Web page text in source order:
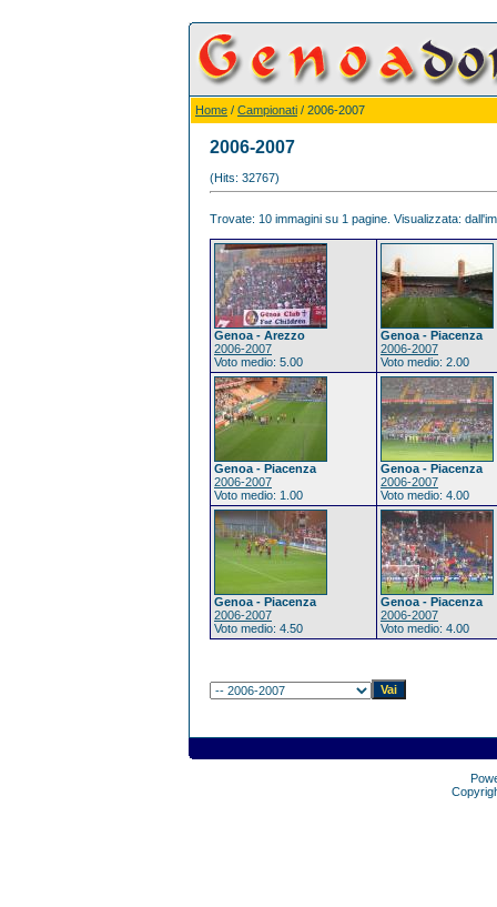
Home / Campionati / 2006-2007
2006-2007
(Hits: 32767)
Trovate: 10 immagini su 1 pagine. Visualizzata:
Genoa - Arezzo
2006-2007
Voto medio: 5.00
Genoa - Piacenza
2006-2007
Voto medio: 2.00
Genoa - Piacenza
2006-2007
Voto medio: 1.00
Genoa - Piacenza
2006-2007
Voto medio: 4.00
Genoa - Piacenza
2006-2007
Voto medio: 4.50
Genoa - Piacenza
2006-2007
Voto medio: 4.00